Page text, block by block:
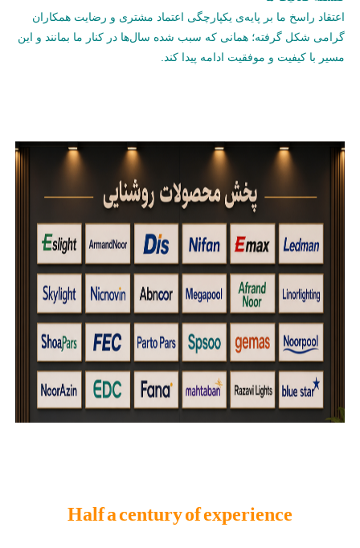
اعتقاد راسخ ما بر پایه‌ی یکپارچگی اعتماد مشتری و رضایت همکاران
گرامی شکل گرفته؛ همانی که سبب شده سال‌ها در کنار ما بمانند و این
مسیر با کیفیت و موفقیت ادامه پیدا کند.
Half a century of experience